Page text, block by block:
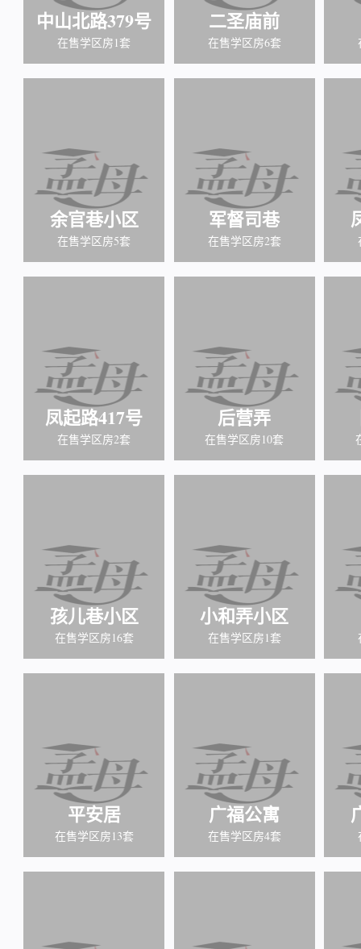
中山北路379号
在售学区房1套
二圣庙前
在售学区房6套
余官巷小区
在售学区房5套
军督司巷
在售学区房2套
凤起路417号
在售学区房2套
后营弄
在售学区房10套
孩儿巷小区
在售学区房16套
小和弄小区
在售学区房1套
平安居
在售学区房13套
广福公寓
在售学区房4套